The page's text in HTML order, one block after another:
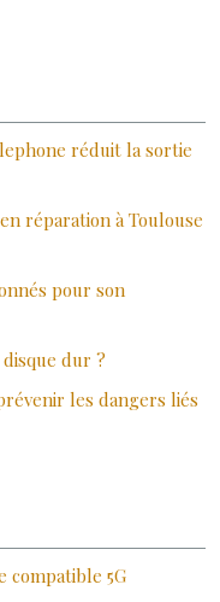
réduit la sortie
réparation à Toulouse
pour son
dur ?
les dangers liés
compatible 5G